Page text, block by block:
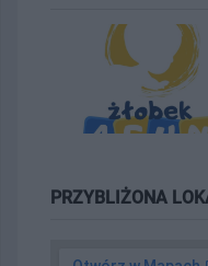
PRZYBLIŻONA